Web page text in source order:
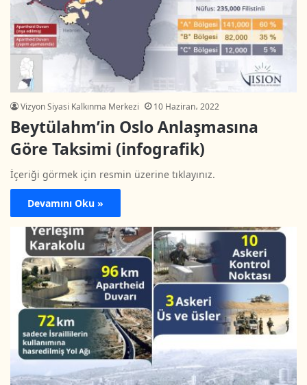
Vizyon Siyasi Kalkınma Merkezi 10 Haziran، 2022
Beytülahm’in Oslo Anlaşmasına
Göre Taksimi (infografik)
İçeriği görmek için resmin üzerine tıklayınız.
Devamını Oku »